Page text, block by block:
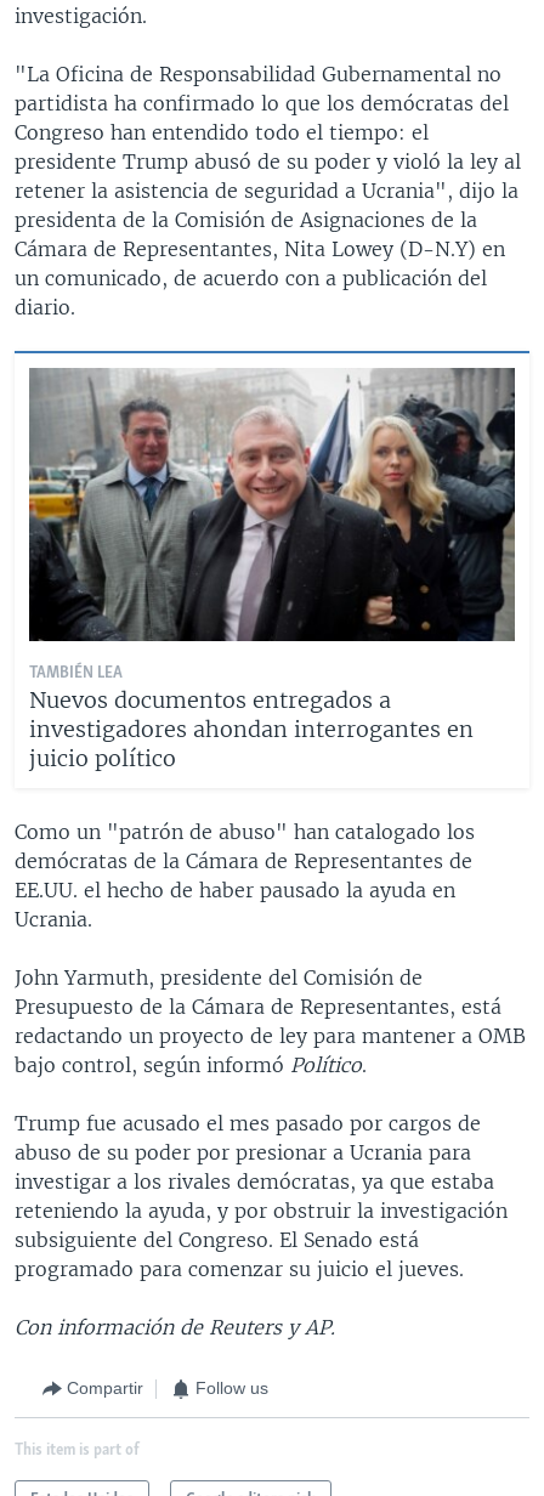
investigación.
"La Oficina de Responsabilidad Gubernamental no
partidista ha confirmado lo que los demócratas del
Congreso han entendido todo el tiempo: el
presidente Trump abusó de su poder y violó la ley al
retener la asistencia de seguridad a Ucrania", dijo la
presidenta de la Comisión de Asignaciones de la
Cámara de Representantes, Nita Lowey (D-N.Y) en
un comunicado, de acuerdo con a publicación del
diario.
TAMBIÉN LEA
Nuevos documentos entregados a
investigadores ahondan interrogantes en
juicio político
Como un "patrón de abuso" han catalogado los
demócratas de la Cámara de Representantes de
EE.UU. el hecho de haber pausado la ayuda en
Ucrania.
John Yarmuth, presidente del Comisión de
Presupuesto de la Cámara de Representantes, está
redactando un proyecto de ley para mantener a OMB
bajo control, según informó Político.
Trump fue acusado el mes pasado por cargos de
abuso de su poder por presionar a Ucrania para
investigar a los rivales demócratas, ya que estaba
reteniendo la ayuda, y por obstruir la investigación
subsiguiente del Congreso. El Senado está
programado para comenzar su juicio el jueves.
Con información de Reuters y AP.
Compartir Follow us
This item is part of